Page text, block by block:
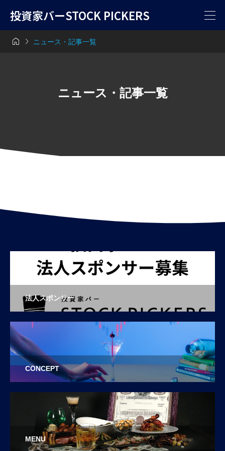
投資家バーSTOCK PICKERS
  ニュース・記事一覧
ニュース・記事一覧
法人スポンサー
CONCEPT
MENU